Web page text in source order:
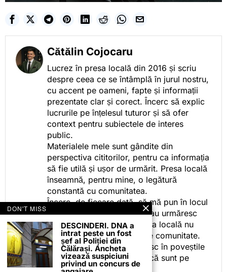
Cătălin Cojocaru
Lucrez în presa locală din 2016 și scriu
despre ceea ce se întâmplă în jurul nostru,
cu accent pe oameni, fapte și informații
prezentate clar și corect. Încerc să explic
lucrurile pe înțelesul tuturor și să ofer
context pentru subiectele de interes
public.
Materialele mele sunt gândite din
perspectiva cititorilor, pentru ca informația
să fie utilă și ușor de urmărit. Presa locală
înseamnă, pentru mine, o legătură
constantă cu comunitatea.
Încerc, de fiecare dată, să mă pun în locul
celor care citesc, privesc sau urmăresc
ceea ce fac. Pentru că presa locală nu
este despre mine, ci despre comunitate.
Iar dacă oamenii se regăsesc în poveștile
pe care le spun, înseamnă că sunt pe
drumul bun.
DON'T MISS
DESCINDERI. DNA a
intrat peste un fost
șef al Poliției din
Călărași. Ancheta
vizează suspiciuni
privind un concurs de